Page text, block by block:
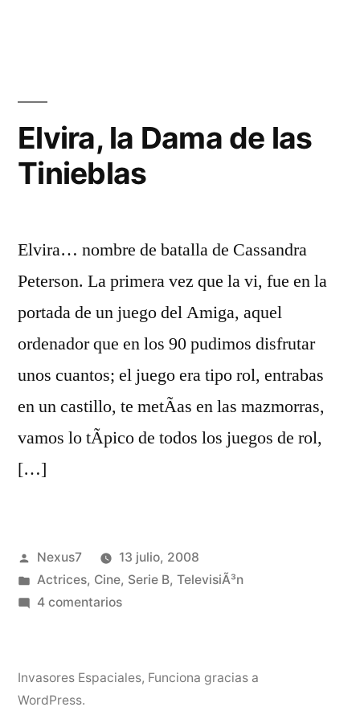
Elvira, la Dama de las
Tinieblas
Elvira… nombre de batalla de Cassandra
Peterson. La primera vez que la vi, fue en la
portada de un juego del Amiga, aquel
ordenador que en los 90 pudimos disfrutar
unos cuantos; el juego era tipo rol, entrabas
en un castillo, te metÃ­as en las mazmorras,
vamos lo tÃ­pico de todos los juegos de rol,
[…]
Publicado
por
Nexus7
13 julio, 2008
Publicado
en
Actrices, Cine, Serie B, TelevisiÃ³n
4 comentariosen
Dama
Invasores Espaciales, Funciona gracias a
WordPress.